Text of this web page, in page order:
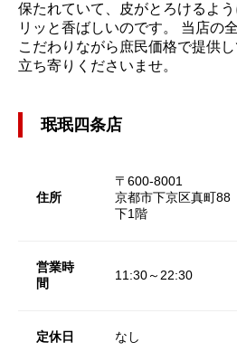
保たれていて、皮がとろけるよ
リッと香ばしいのです。 当店の
こだわりながら庶民価格で提供
立ち寄りくださいませ。
珉珉四条店
住所
〒600-8001
京都市下京区真町
下1階
営業時
間
11:30～22:30
定休日 なし